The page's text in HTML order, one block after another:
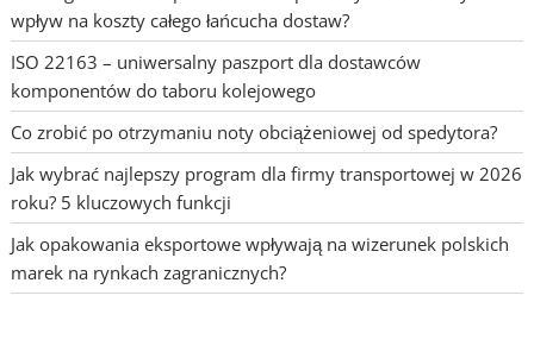
wpływ na koszty całego łańcucha dostaw?
ISO 22163 – uniwersalny paszport dla dostawców
komponentów do taboru kolejowego
Co zrobić po otrzymaniu noty obciążeniowej od spedytora?
Jak wybrać najlepszy program dla firmy transportowej w 2026
roku? 5 kluczowych funkcji
Jak opakowania eksportowe wpływają na wizerunek polskich
marek na rynkach zagranicznych?